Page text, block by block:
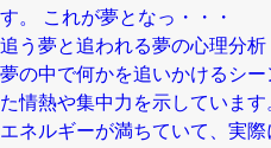
す。 これが夢となっ・・・
追う夢と追われる夢の心理分析
夢の中で何かを追いかけるシ
た情熱や集中力を示していま
エネルギーが満ちていて、実